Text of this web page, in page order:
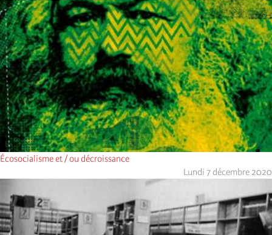
Écosocialisme et / ou décroissance
Lundi 7 décembre 2020